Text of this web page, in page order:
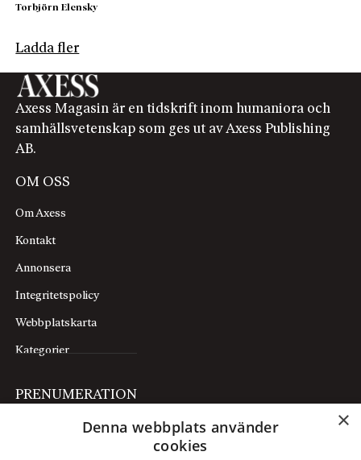
Torbjörn Elensky
Ladda fler
Axess Magasin är en tidskrift inom humaniora och
samhällsvetenskap som ges ut av Axess Publishing
AB.
OM OSS
Om Axess
Kontakt
Annonsera
Integritetspolicy
Webbplatskarta
Kategorier
PRENUMERATION
×
Denna webbplats använder
cookies